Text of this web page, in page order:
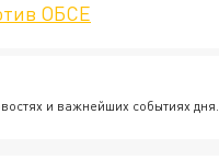
ОБСЕ
и важнейших событиях дня.